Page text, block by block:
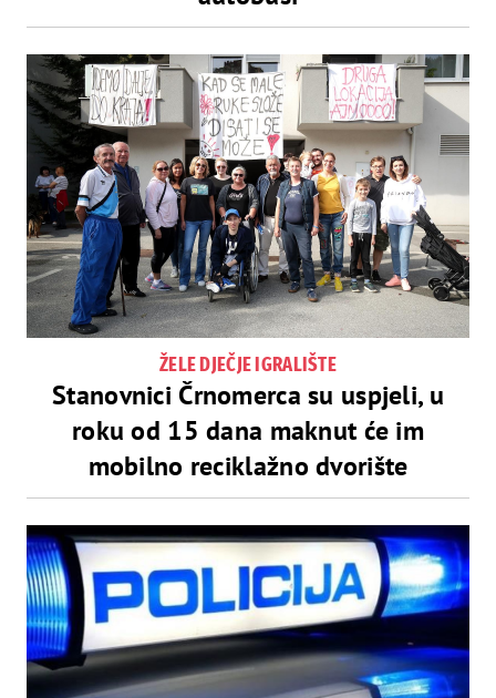
ŽELE DJEČJE IGRALIŠTE
Stanovnici Črnomerca su uspjeli, u
roku od 15 dana maknut će im
mobilno reciklažno dvorište